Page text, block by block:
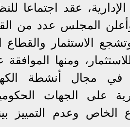
الإدارية، عقد اجتماعا
المجلس عدد من
الاستثمار
ومنها
في مجال أنشطة
على الجهات
الخاص وعدم التمييز